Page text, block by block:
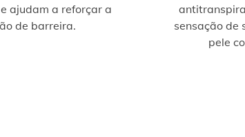
ajudam a reforçar a
de barreira.
sensação de
pele